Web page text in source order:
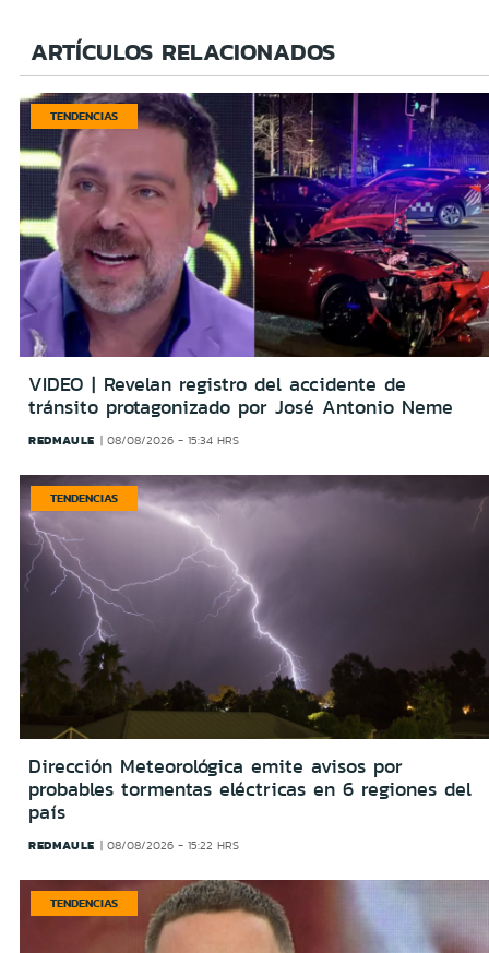
ARTÍCULOS RELACIONADOS
TENDENCIAS
VIDEO | Revelan registro del accidente de
tránsito protagonizado por José Antonio Neme
REDMAULE 08/08/2026 - 15:34 HRS
TENDENCIAS
Dirección Meteorológica emite avisos por
probables tormentas eléctricas en 6 regiones del
país
REDMAULE 08/08/2026 - 15:22 HRS
TENDENCIAS